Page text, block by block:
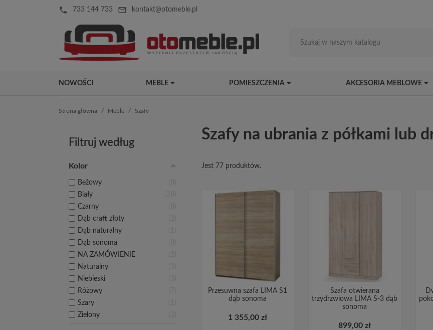
local_phone 733 144 733 mail_outline kontakt@otomeble.pl
NOWOŚCI MEBLE POMIESZCZENIA AKCESORIA MEBLOWE
Strona główna Meble Szafy
Filtruj według
Kolor
Beżowy
Biały
Czarny
Dąb craft złoty
Dąb naturalny
Dąb sonoma
NA ZAMÓWIENIE
Naturalny
Niebieski
Różowy
Szary
Zielony
Szafy na ubrania z półkami lub
Jest 77 produktów.
Przesuwna szafa LIMA S1
dąb sonoma
1 355,00 zł
Szafa otwierana
trzydrzwiowa LIMA S-3 dąb
sonoma
899,00 zł